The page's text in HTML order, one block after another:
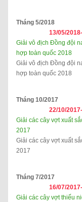
Tháng 5/2018
13/05/2018-
Giải vô địch Đồng đội
hợp toàn quốc 2018
Giải vô địch Đồng đội
hợp toàn quốc 2018
Tháng 10/2017
22/10/2017-
Giải các cây vợt xuất
2017
Giải các cây vợt xuất
2017
Tháng 7/2017
16/07/2017-
Giải các cây vợt thiếu